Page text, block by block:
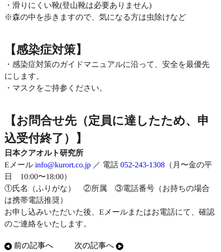
・滑りにくい靴(登山靴は必要ありません)
※森の中を歩きますので、気になる方は虫除けなど
【感染症対策】
・感染症対策のガイドマニュアルに沿って、安全を最優先
にします。
・マスクをご持参ください。
【お問合せ先（定員に達したため、申
込受付終了）】
日本クアオルト研究所
Eメールinfo@kurort.co.jp／ 電話052-243-1308（月〜金の平
日 10:00〜18:00）
①氏名（ふりがな） ②所属 ③電話番号（お持ちの場合
は携帯電話推奨）
お申し込みいただいた後、Eメールまたはお電話にて、確認
のご連絡をいたします。
前の記事へ 次の記事へ